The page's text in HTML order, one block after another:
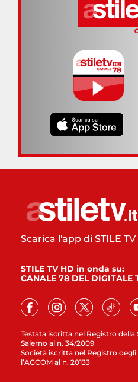
Testata iscritta nel Registro
Salerno al n. 34/2009
Società iscritta nel Registro
l’AGCOM al n. 20133
Scarica l'app di STILE
STILE TV HD in onda su:
CANALE 78 DEL DIGITALE